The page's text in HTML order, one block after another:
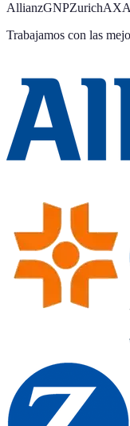
AllianzGNPZurichAXA
Trabajamos con las